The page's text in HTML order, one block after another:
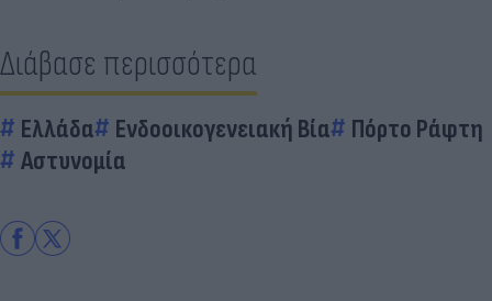
Διάβασε περισσότερα
Ελλάδα Ενδοοικογενειακή Βία
Πόρτο Ράφτη
Αστυνομία